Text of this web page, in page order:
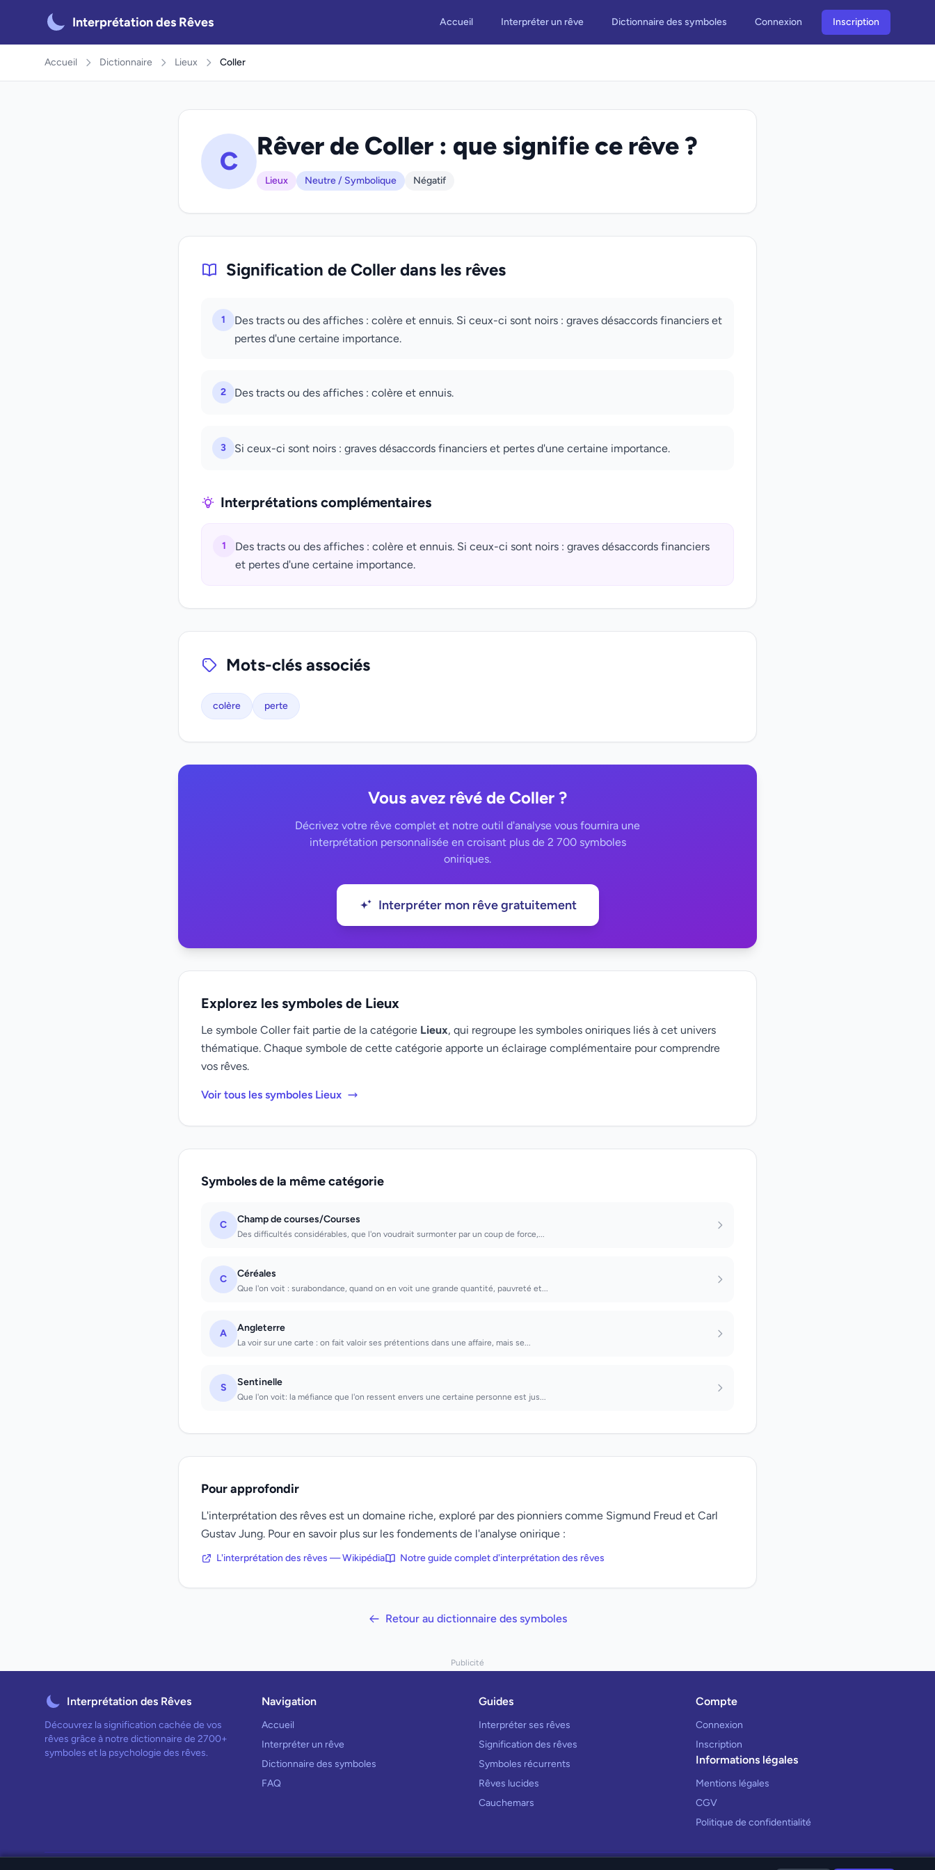
Interprétation des Rêves Accueil Interpréter un rêve Dictionnaire des symboles Connexion Inscription
Accueil Dictionnaire Lieux Coller
C
Rêver de Coller : que signifie ce rêve ?
Lieux Neutre / Symbolique Négatif
Signification de Coller dans les rêves
1
Des tracts ou des affiches : colère et ennuis. Si ceux-ci sont noirs : graves désaccords financiers et
pertes d'une certaine importance.
2 Des tracts ou des affiches : colère et ennuis.
3 Si ceux-ci sont noirs : graves désaccords financiers et pertes d'une certaine importance.
Interprétations complémentaires
1
Des tracts ou des affiches : colère et ennuis. Si ceux-ci sont noirs : graves désaccords financiers
et pertes d'une certaine importance.
Mots-clés associés
colère perte
Vous avez rêvé de Coller ?
Décrivez votre rêve complet et notre outil d'analyse vous fournira une
interprétation personnalisée en croisant plus de 2 700 symboles
oniriques.
Interpréter mon rêve gratuitement
Explorez les symboles de Lieux
Le symbole Coller fait partie de la catégorie Lieux, qui regroupe les symboles oniriques liés à cet univers
thématique. Chaque symbole de cette catégorie apporte un éclairage complémentaire pour comprendre
vos rêves.
Voir tous les symboles Lieux
Symboles de la même catégorie
C Champ de courses/Courses
Des difficultés considérables, que l'on voudrait surmonter par un coup de force,...
C Céréales
Que l'on voit : surabondance, quand on en voit une grande quantité, pauvreté et...
A Angleterre
La voir sur une carte : on fait valoir ses prétentions dans une affaire, mais se...
S Sentinelle
Que l'on voit: la méfiance que l'on ressent envers une certaine personne est jus...
Pour approfondir
L'interprétation des rêves est un domaine riche, exploré par des pionniers comme Sigmund Freud et Carl
Gustav Jung. Pour en savoir plus sur les fondements de l'analyse onirique :
L'interprétation des rêves — Wikipédia Notre guide complet d'interprétation des rêves
Retour au dictionnaire des symboles
Publicité
Interprétation des Rêves
Découvrez la signification cachée de vos
rêves grâce à notre dictionnaire de 2700+
symboles et la psychologie des rêves.
Navigation
Accueil
Interpréter un rêve
Dictionnaire des symboles
FAQ
Guides
Interpréter ses rêves
Signification des rêves
Symboles récurrents
Rêves lucides
Cauchemars
Compte
Connexion
Inscription
Informations légales
Mentions légales
CGV
Politique de confidentialité